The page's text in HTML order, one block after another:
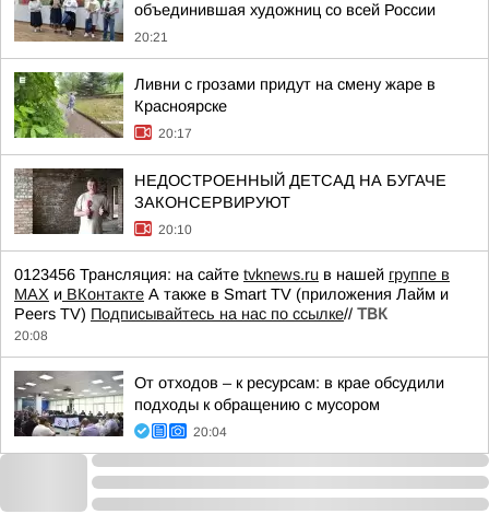
объединившая художниц со всей России
20:21
Ливни с грозами придут на смену жаре в
Красноярске
20:17
НЕДОСТРОЕННЫЙ ДЕТСАД НА БУГАЧЕ
ЗАКОНСЕРВИРУЮТ
20:10
0123456 Трансляция: на сайте tvknews.ru в нашей группе в
МАХ и ВКонтакте А также в Smart TV (приложения Лайм и
Peers TV) Подписывайтесь на нас по ссылке// ТВК
20:08
От отходов – к ресурсам: в крае обсудили
подходы к обращению с мусором
20:04